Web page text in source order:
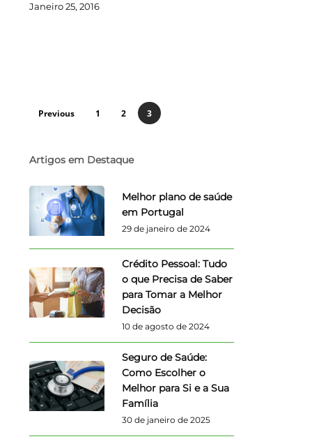
Janeiro 25, 2016
Previous 1 2 3
Artigos em Destaque
Melhor plano de saúde
em Portugal
29 de janeiro de 2024
Crédito Pessoal: Tudo
o que Precisa de Saber
para Tomar a Melhor
Decisão
10 de agosto de 2024
Seguro de Saúde:
Como Escolher o
Melhor para Si e a Sua
Família
30 de janeiro de 2025